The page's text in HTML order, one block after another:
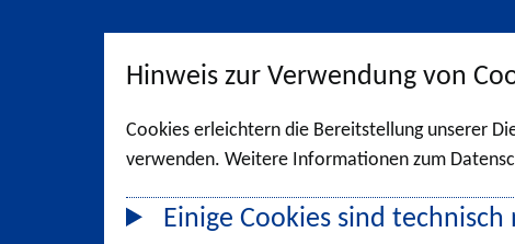
Hinweis zur Verwendung von
Cookies erleichtern die Bereitstellung unserer
verwenden. Weitere Informationen zum
Einige Cookies sind